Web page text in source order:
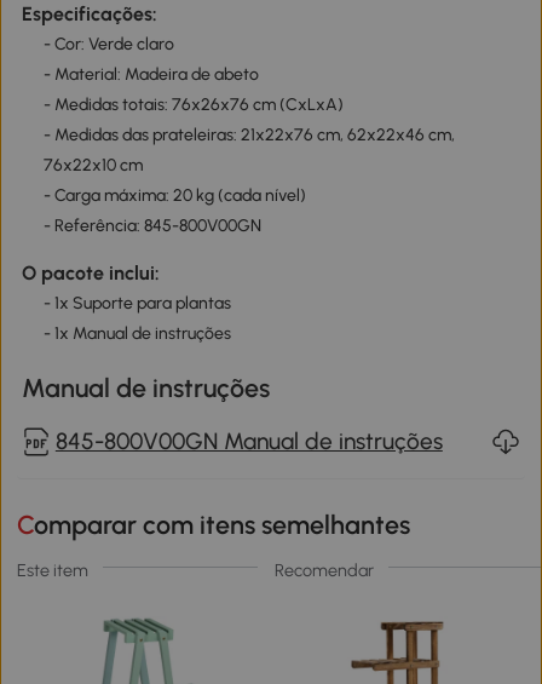
Especificações:
- Cor: Verde claro
- Material: Madeira de abeto
- Medidas totais: 76x26x76 cm (CxLxA)
- Medidas das prateleiras: 21x22x76 cm, 62x22x46 cm,
76x22x10 cm
- Carga máxima: 20 kg (cada nível)
- Referência: 845-800V00GN
O pacote inclui:
- 1x Suporte para plantas
- 1x Manual de instruções
Manual de instruções
845-800V00GN Manual de instruções
Comparar com itens semelhantes
Este item Recomendar